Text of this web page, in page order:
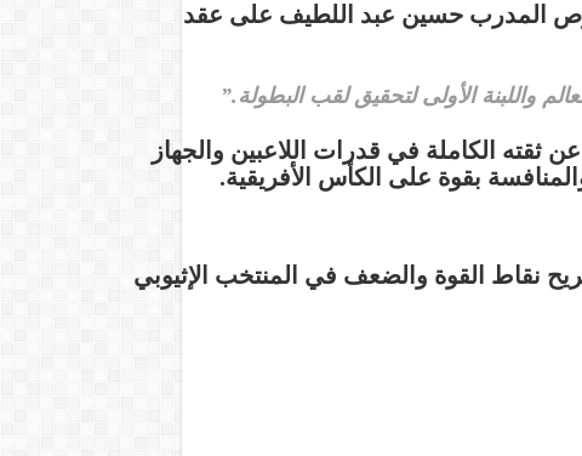
حرص المدرب حسين عبد اللطيف على عقد
واللبنة الأولى لتحقيق لقب البطولة.”
ثقته الكاملة في قدرات اللاعبين والجهاز
بقوة على الكأس الأفريقية.
نقاط القوة والضعف في المنتخب الإثيوبي